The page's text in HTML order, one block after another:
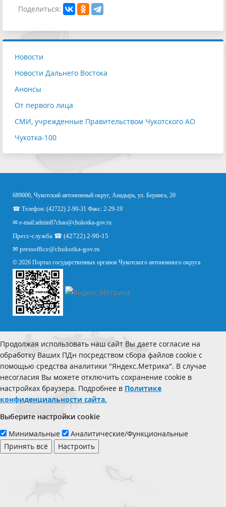
Поделиться:
Новости
Новости Дальнего Востока
Анонсы
От первого лица
СМИ, учрежденные Правительством Чукотского АО
Чукотка-100
689000, Чукотский автономный округ, Анадырь, ул. Беринга, 20
☎ Телефон: (42722) 2-90-31 Факс: 2-29-19
✉ e-mail:admin87chao@chukotka-gov.ru
Пресс-служба ☎ (42722) 2-90-15
✉ pressoffice@chukotka-gov.ru
© 2026 Портал государственных органов Чукотского автономного округа
Продолжая использовать наш сайт Вы даете согласие на
обработку Ваших ПДн посредством сбора файлов cookie с
помощью средства аналитики "Яндекс.Метрика". В случае
несогласия Вы можете отключить сохранение cookie в
настройках браузера. Подробнее в Политике
конфиденциальности сайта.
Выберите настройки cookie
Минимальные
Аналитические/Функциональные
Принять всё
Настроить